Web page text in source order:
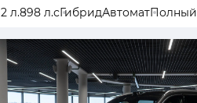
2 л.898 л.сГибридАвтоматПолный